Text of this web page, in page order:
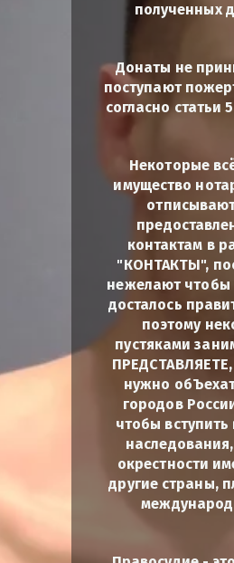
полученных
Донаты не
поступают
согласно статьи
Некоторые
имущество
контактам в
"КОНТАКТЫ",
нежелают чтобы
досталось
поэтому
пустяками
нужно
городов
чтобы вступить
окрестности
другие страны,